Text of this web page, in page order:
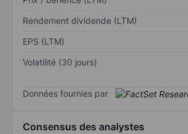
Rendement dividende (LTM)
EPS (LTM)
Volatilité (30 jours)
Données fournies par
Consensus des analystes